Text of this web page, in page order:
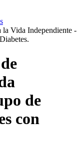
la Vida Independiente -
de
con